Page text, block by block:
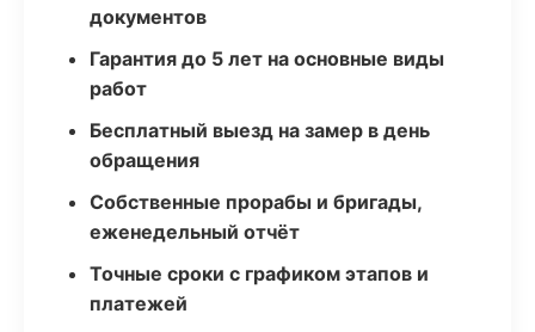
документов
Гарантия до 5 лет на основные виды
работ
Бесплатный выезд на замер в день
обращения
Собственные прорабы и бригады,
еженедельный отчёт
Точные сроки с графиком этапов и
платежей